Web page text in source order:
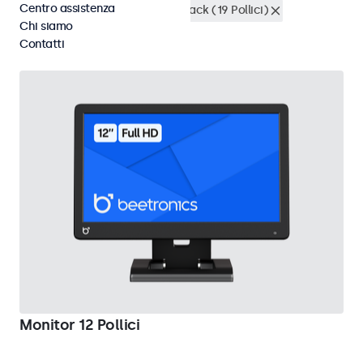
Monitor 12 pollici
Montaggio rack (19 Pollici)
Cancella i filtri
Monitor 12 Pollici
Centro assistenza
Chi siamo
Contatti